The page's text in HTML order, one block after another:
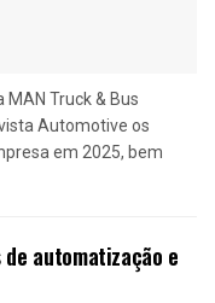
Truck & Bus
Automotive os
em 2025, bem
automatização e